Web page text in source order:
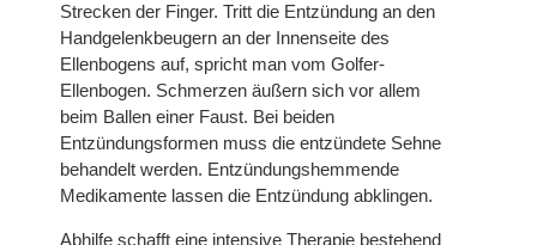
Strecken der Finger. Tritt die Entzündung an den
Handgelenkbeugern an der Innenseite des
Ellenbogens auf, spricht man vom Golfer-
Ellenbogen. Schmerzen äußern sich vor allem
beim Ballen einer Faust. Bei beiden
Entzündungsformen muss die entzündete Sehne
behandelt werden. Entzündungshemmende
Medikamente lassen die Entzündung abklingen.
Abhilfe schafft eine intensive Therapie bestehend